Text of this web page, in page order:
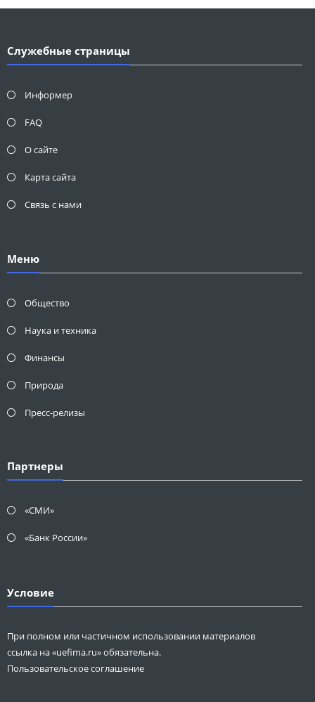
Служебные страницы
Информер
FAQ
О сайте
Карта сайта
Связь с нами
Меню
Общество
Наука и техника
Финансы
Природа
Пресс-релизы
Партнеры
«СМИ»
«Банк России»
Условие
При полном или частичном использовании материалов
ссылка на «uefima.ru» обязательна.
Пользовательское соглашение